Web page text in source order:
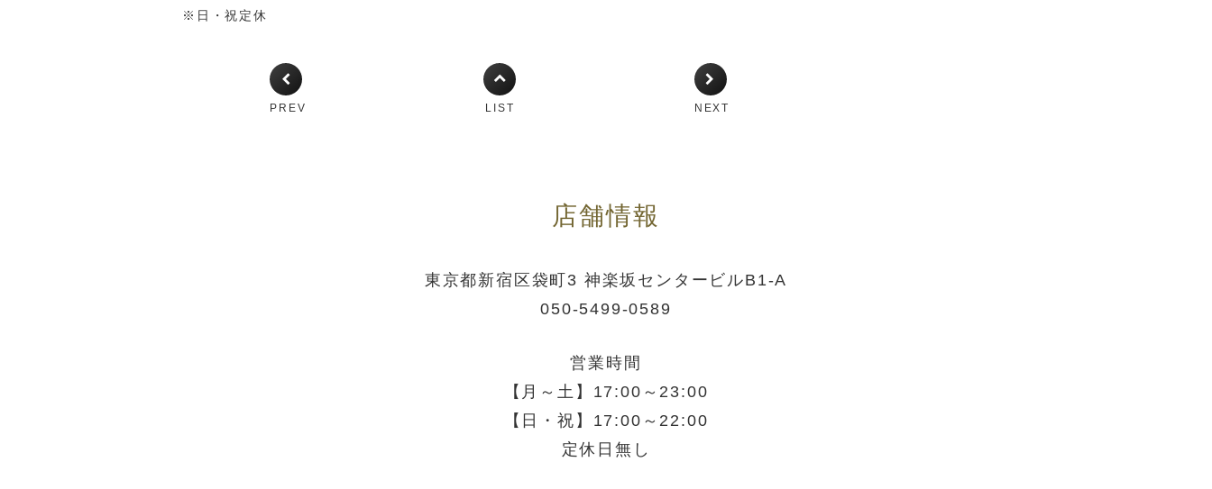
※日・祝定休
PREV LIST NEXT
店舗情報
東京都新宿区袋町3 神楽坂センタービルB1-A
050-5499-0589
営業時間
【月～土】17:00～23:00
【日・祝】17:00～22:00
定休日無し